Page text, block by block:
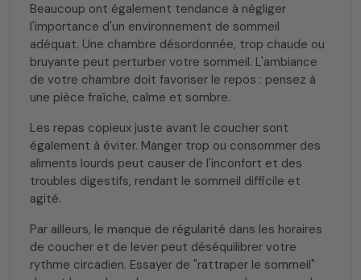
Beaucoup ont également tendance à négliger
l'importance d'un environnement de sommeil
adéquat. Une chambre désordonnée, trop chaude ou
bruyante peut perturber votre sommeil. L'ambiance
de votre chambre doit favoriser le repos : pensez à
une pièce fraîche, calme et sombre.
Les repas copieux juste avant le coucher sont
également à éviter. Manger trop ou consommer des
aliments lourds peut causer de l'inconfort et des
troubles digestifs, rendant le sommeil difficile et
agité.
Par ailleurs, le manque de régularité dans les horaires
de coucher et de lever peut déséquilibrer votre
rythme circadien. Essayer de "rattraper le sommeil"